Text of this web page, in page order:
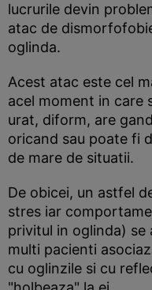
lucrurile devin
atac de
oglinda.
Acest atac este cel
acel moment in care
urat, diform, are
oricand sau poate fi
de mare de situatii.
De obicei, un astfel
stres iar
privitul in oglinda) se
multi pacienti
cu oglinzile si cu